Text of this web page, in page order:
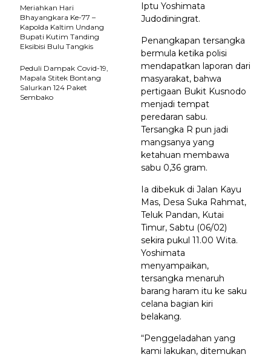
Iptu Yoshimata
Judodiningrat.
Penangkapan tersangka
bermula ketika polisi
mendapatkan laporan dari
masyarakat, bahwa
pertigaan Bukit Kusnodo
menjadi tempat
peredaran sabu.
Tersangka R pun jadi
mangsanya yang
ketahuan membawa
sabu 0,36 gram.
Ia dibekuk di Jalan Kayu
Mas, Desa Suka Rahmat,
Teluk Pandan, Kutai
Timur, Sabtu (06/02)
sekira pukul 11.00 Wita.
Yoshimata
menyampaikan,
tersangka menaruh
barang haram itu ke saku
celana bagian kiri
belakang.
“Penggeladahan yang
kami lakukan, ditemukan
Meriahkan Hari
Bhayangkara Ke-77 –
Kapolda Kaltim Undang
Bupati Kutim Tanding
Eksibisi Bulu Tangkis
Peduli Dampak Covid-19,
Mapala Stitek Bontang
Salurkan 124 Paket
Sembako